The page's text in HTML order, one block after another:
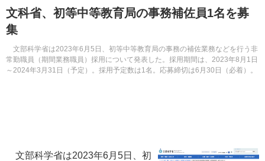
文科省、初等中等教育局の事務補佐員1名を募
集
文部科学省は2023年6月5日、初等中等教育局の事務の補佐業務などを行う非
常勤職員（期間業務職員）採用について発表した。採用期間は、2023年8月1日
～2024年3月31日（予定）。採用予定数は1名。応募締切は6月30日（必着）。
文部科学省は2023年6月5日、初